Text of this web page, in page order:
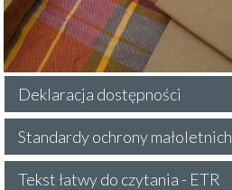
Deklaracja dostępności
Standardy ochrony małoletnich
Tekst łatwy do czytania - ETR